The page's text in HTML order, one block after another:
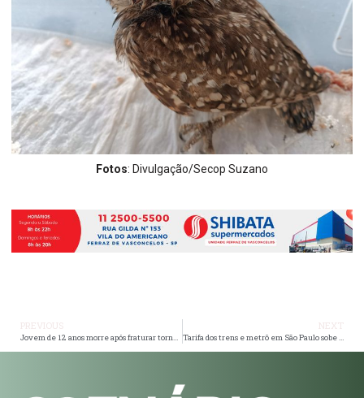
Fotos: Divulgação/Secop Suzano
Jovem de 12 anos morre após fraturar tornozelo no futebol e hospital é acusado de negligência pela família Tarifa dos trens e metrô em São Paulo sobe para R$5 em janeiro de 2024